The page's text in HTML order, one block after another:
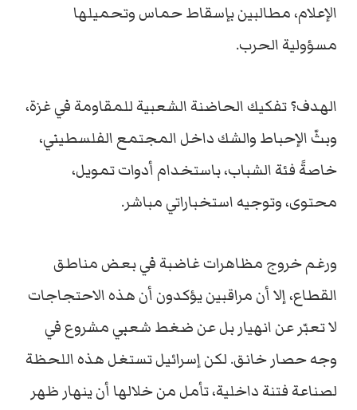
الإعلام، مطالبين بإسقاط حماس وتحميلها
مسؤولية الحرب.
الهدف؟ تفكيك الحاضنة الشعبية للمقاومة في غزة،
وبثّ الإحباط والشك داخل المجتمع الفلسطيني،
خاصةً فئة الشباب، باستخدام أدوات تمويل،
محتوى، وتوجيه استخباراتي مباشر.
ورغم خروج مظاهرات غاضبة في بعض مناطق
القطاع، إلا أن مراقبين يؤكدون أن هذه الاحتجاجات
لا تعبّر عن انهيار بل عن ضغط شعبي مشروع في
وجه حصار خانق. لكن إسرائيل تستغل هذه اللحظة
لصناعة فتنة داخلية، تأمل من خلالها أن ينهار ظهر